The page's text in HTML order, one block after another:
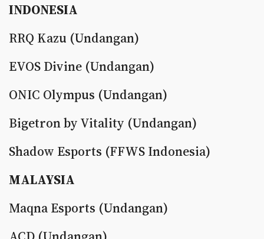
INDONESIA
RRQ Kazu (Undangan)
EVOS Divine (Undangan)
ONIC Olympus (Undangan)
Bigetron by Vitality (Undangan)
Shadow Esports (FFWS Indonesia)
MALAYSIA
Maqna Esports (Undangan)